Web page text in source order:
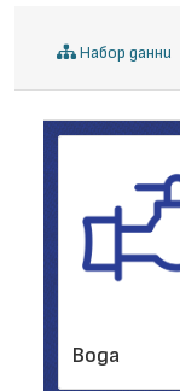
Набор данни
Вода